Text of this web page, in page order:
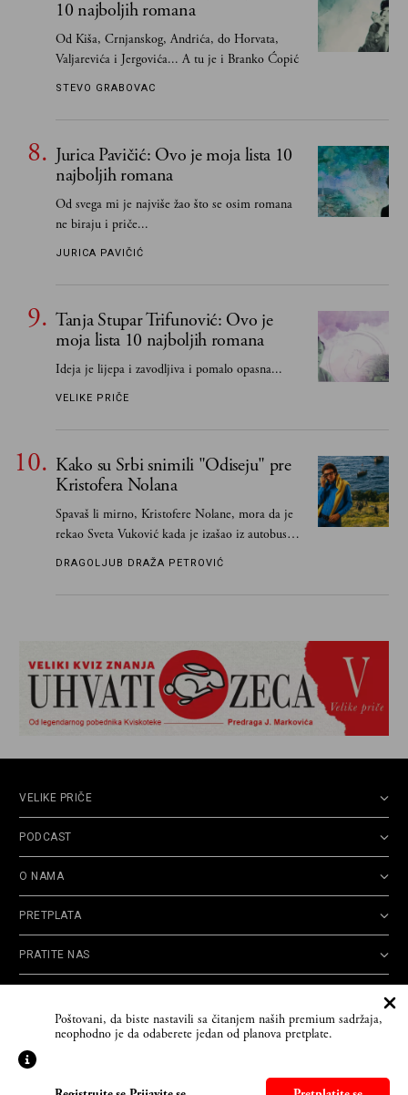
10 najboljih romana
Od Kiša, Crnjanskog, Andrića, do Horvata,
Valjarevića i Jergovića... A tu je i Branko Ćopić
STEVO GRABOVAC
Jurica Pavičić: Ovo je moja lista 10
najboljih romana
Od svega mi je najviše žao što se osim romana
ne biraju i priče...
JURICA PAVIČIĆ
Tanja Stupar Trifunović: Ovo je
moja lista 10 najboljih romana
Ideja je lijepa i zavodljiva i pomalo opasna...
VELIKE PRIČE
Kako su Srbi snimili "Odiseju" pre
Kristofera Nolana
Spavaš li mirno, Kristofere Nolane, mora da je
rekao Sveta Vuković kada je izašao iz autobusa i
čim je stigao kući pozvao Vojkana
DRAGOLJUB DRAŽA PETROVIĆ
Poštovani, da biste nastavili sa čitanjem naših premium sadržaja,
neophodno je da odaberete jedan od planova pretplate.
VELIKE PRIČE
PODCAST
O NAMA
PRETPLATA
PRATITE NAS
privatnosti
korišćenja
reklamacija
Policy
© 2026Velike priče- TCT News and Entertainment - Sva prava zadržana. Developed